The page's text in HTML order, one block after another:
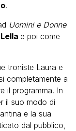
.
Uomini e Donne
e poi come
troniste Laura e
completamente a
il programma. In
il suo modo di
e la sua
dal pubblico,